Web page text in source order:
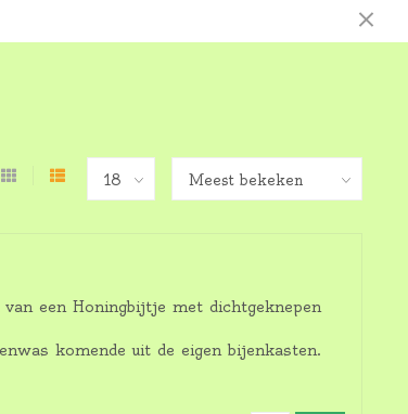
een Honingbijtje met dichtgeknepen
komende uit de eigen bijenkasten.